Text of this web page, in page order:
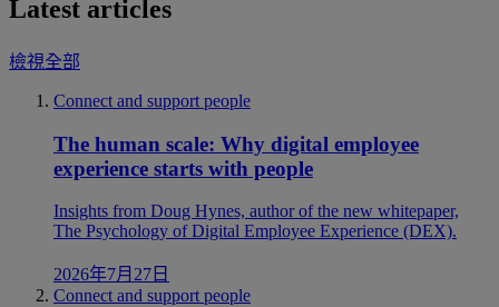
Latest articles
檢視全部
Connect and support people
The human scale: Why digital employee
experience starts with people
Insights from Doug Hynes, author of the new whitepaper,
The Psychology of Digital Employee Experience (DEX).
2026年7月27日
Connect and support people